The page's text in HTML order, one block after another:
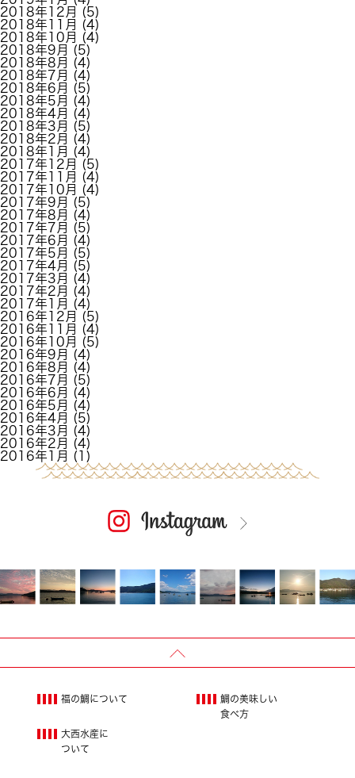
2018年12月
(5)
2018年11月
(4)
2018年10月
(4)
2018年9月
(5)
2018年8月
(4)
2018年7月
(4)
2018年6月
(5)
2018年5月
(4)
2018年4月
(4)
2018年3月
(5)
2018年2月
(4)
2018年1月
(4)
2017年12月
(5)
2017年11月
(4)
2017年10月
(4)
2017年9月
(5)
2017年8月
(4)
2017年7月
(5)
2017年6月
(4)
2017年5月
(5)
2017年4月
(5)
2017年3月
(4)
2017年2月
(4)
2017年1月
(4)
2016年12月
(5)
2016年11月
(4)
2016年10月
(5)
2016年9月
(4)
2016年8月
(4)
2016年7月
(5)
2016年6月
(4)
2016年5月
(4)
2016年4月
(5)
2016年3月
(4)
2016年2月
(4)
2016年1月
(1)
福の鯛について
鯛の美味しい
食べ方
大西水産に
ついて